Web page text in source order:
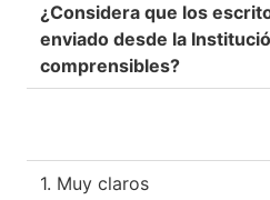
¿Considera que los
enviado desde la
comprensibles?
1. Muy claros